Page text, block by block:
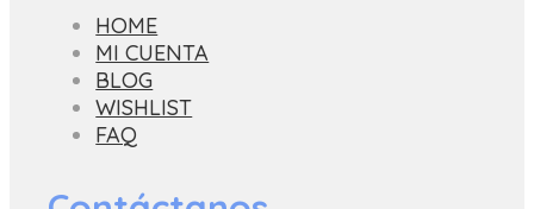
HOME
MI CUENTA
BLOG
WISHLIST
FAQ